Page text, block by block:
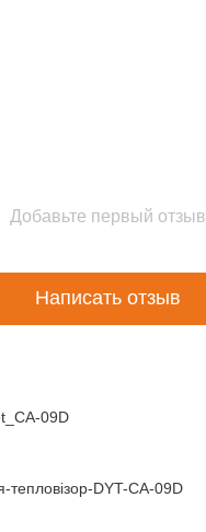
Добавьте первый отзыв
Написать отзыв
09D
тепловізор-DYT-CA-09D